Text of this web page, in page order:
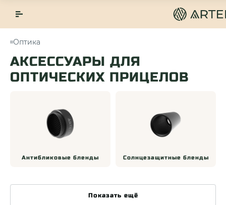
Оптика
АКСЕССУАРЫ ДЛЯ
ОПТИЧЕСКИХ ПРИЦЕЛОВ
Антибликовые бленды Солнцезащитные бленды
Показать ещё